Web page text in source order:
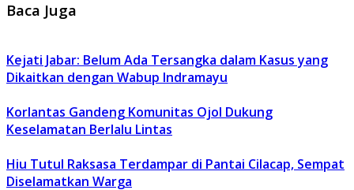
Baca Juga
Kejati Jabar: Belum Ada Tersangka dalam Kasus yang
Dikaitkan dengan Wabup Indramayu
Korlantas Gandeng Komunitas Ojol Dukung
Keselamatan Berlalu Lintas
Hiu Tutul Raksasa Terdampar di Pantai Cilacap, Sempat
Diselamatkan Warga